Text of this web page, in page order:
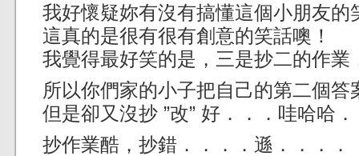
我好懷疑妳有沒有搞懂這個小朋友的
這真的是很有很有創意的笑話噢！
我覺得最好笑的是，三是抄二的作業
所以你們家的小子把自己的第二個答
但是卻又沒抄 ”改” 好．．．哇哈哈
抄作業酷，抄錯．．．．遜．．．．